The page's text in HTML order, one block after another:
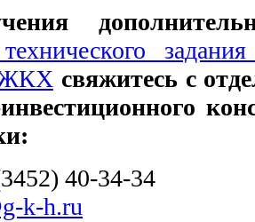
технического
ЖКХсвяжитесь с
40-34-34
k-h.ru